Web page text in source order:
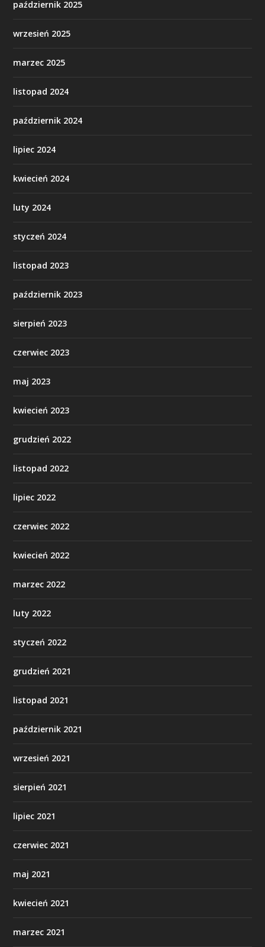
październik 2025
wrzesień 2025
marzec 2025
listopad 2024
październik 2024
lipiec 2024
kwiecień 2024
luty 2024
styczeń 2024
listopad 2023
październik 2023
sierpień 2023
czerwiec 2023
maj 2023
kwiecień 2023
grudzień 2022
listopad 2022
lipiec 2022
czerwiec 2022
kwiecień 2022
marzec 2022
luty 2022
styczeń 2022
grudzień 2021
listopad 2021
październik 2021
wrzesień 2021
sierpień 2021
lipiec 2021
czerwiec 2021
maj 2021
kwiecień 2021
marzec 2021